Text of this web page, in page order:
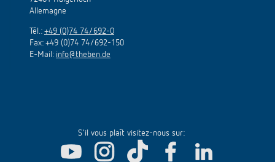
Allemagne
Tél.: +49 (0)74 74/692-0
Fax: +49 (0)74 74/692-150
E-Mail: info@theben.de
S'il vous plaît visitez-nous sur: